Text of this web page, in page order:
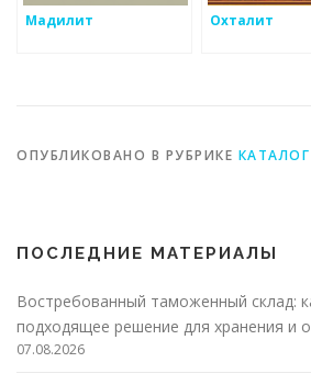
Мадилит Охталит
ОПУБЛИКОВАНО В РУБРИКЕ
ПОСЛЕДНИЕ МАТЕРИАЛЫ
Востребованный таможенный склад:
подходящее решение для хранения и
07.08.2026